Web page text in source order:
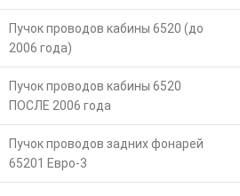
Пучок проводов кабины 6520 (до
2006 года)
Пучок проводов кабины 6520
ПОСЛЕ 2006 года
Пучок проводов задних фонарей
65201 Евро-3